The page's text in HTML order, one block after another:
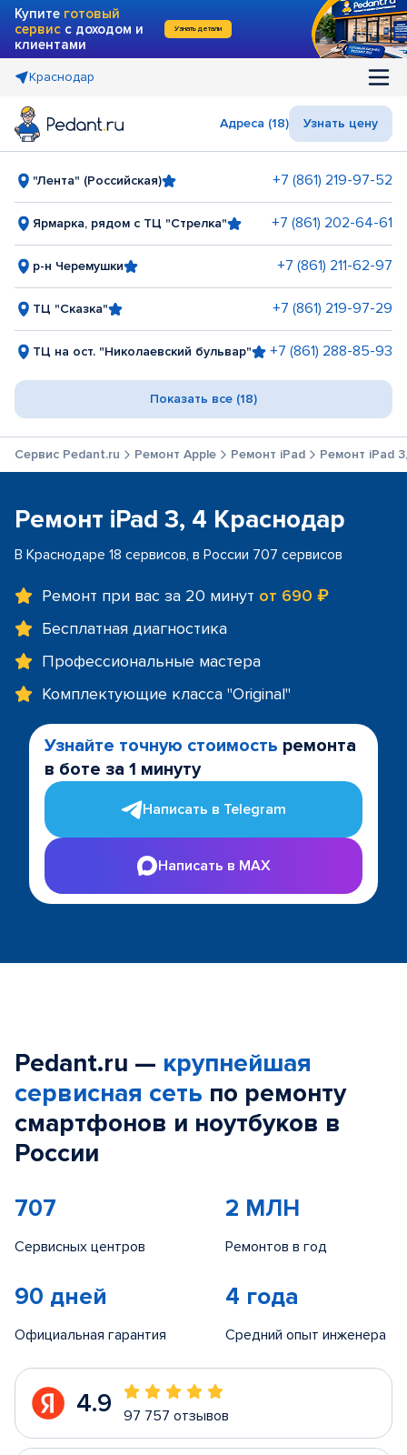
Купите готовый
сервис с доходом и
клиентами
Узнать детали
Краснодар
Адреса (18) Узнать цену
"Лента" (Российская) +7 (861) 219-97-52
Ярмарка, рядом с ТЦ "Стрелка" +7 (861) 202-64-61
р-н Черемушки +7 (861) 211-62-97
ТЦ "Сказка" +7 (861) 219-97-29
ТЦ на ост. "Николаевский бульвар" +7 (861) 288-85-93
Показать все (18)
Сервис Pedant.ru Ремонт Apple Ремонт iPad Ремонт iPad
Ремонт iPad 3, 4 Краснодар
В Краснодаре 18 сервисов, в России 707 сервисов
Ремонт при вас за 20 минут от 690 ₽
Бесплатная диагностика
Профессиональные мастера
Комплектующие класса "Original"
Узнайте точную стоимость ремонта
в боте за 1 минуту
Написать в Telegram
Написать в MAX
Pedant.ru — крупнейшая
сервисная сеть по ремонту
смартфонов и ноутбуков в
России
707
Сервисных центров
2 МЛН
Ремонтов в год
90 дней
Официальная гарантия
4 года
Средний опыт инженера
4.9 97 757 отзывов